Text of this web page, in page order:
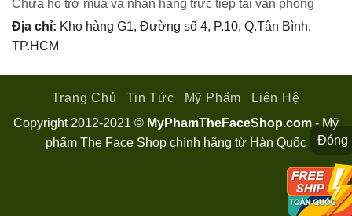
Chưa hỗ trợ mua và nhận hàng trực tiếp tại văn phòng
Địa chỉ: Kho hàng G1, Đường số 4, P.10, Q.Tân Bình,
TP.HCM
Trang Chủ Tin Tức Mỹ Phẩm
Liên Hệ
Copyright 2012-2021 © MyPhamTheFaceShop.com - Mỹ
phẩm The Face Shop chính hãng từ Hàn Quốc
Đóng